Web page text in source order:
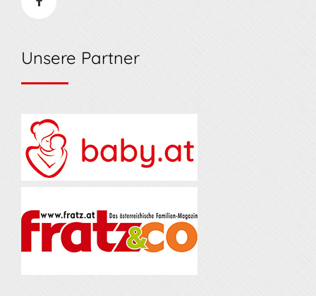
Unsere Partner